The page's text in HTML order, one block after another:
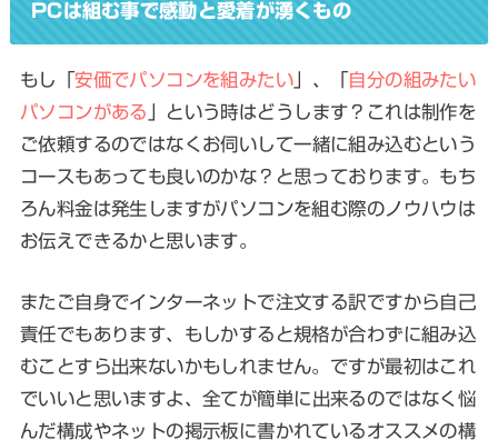
PCは組む事で感動と愛着が湧くもの
もし「安価でパソコンを組みたい 」、「自分の組みたい
パソコンがある
」という時はどうします？これは制作を
ご依頼するのではなくお伺いして一緒に組み込むという
コースもあっても良いのかな？と思っております。もち
ろん料金は発生しますがパソコンを組む際のノウハウは
お伝えできるかと思います。
またご自身でインターネットで注文する訳ですから自己
責任でもあります、もしかすると規格が合わずに組み込
むことすら出来ないかもしれません。ですが最初はこれ
でいいと思いますよ、全てが簡単に出来るのではなく悩
んだ構成やネットの掲示板に書かれているオススメの構